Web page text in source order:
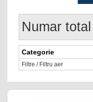
Numar
Categorie
Filtre / Filtru aer